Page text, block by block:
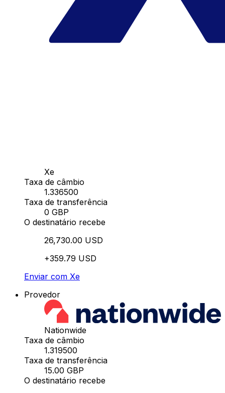
Xe
Taxa de câmbio
1.336500
Taxa de transferência
0 GBP
O destinatário recebe
26,730.00 USD
+359.79 USD
Enviar com Xe
Provedor
Nationwide
Taxa de câmbio
1.319500
Taxa de transferência
15.00 GBP
O destinatário recebe